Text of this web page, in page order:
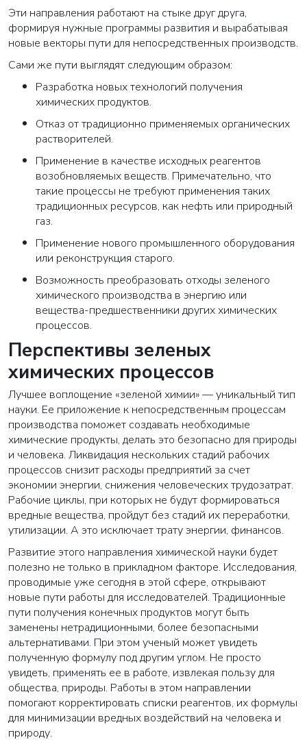
Эти направления работают на стыке друг друга,
формируя нужные программы развития и вырабатывая
новые векторы пути для непосредственных производств.
Сами же пути выглядят следующим образом:
Разработка новых технологий получения
химических продуктов.
Отказ от традиционно применяемых органических
растворителей.
Применение в качестве исходных реагентов
возобновляемых веществ. Примечательно, что
такие процессы не требуют применения таких
традиционных ресурсов, как нефть или природный
газ.
Применение нового промышленного оборудования
или реконструкция старого.
Возможность преобразовать отходы зеленого
химического производства в энергию или
вещества-предшественники других химических
процессов.
Перспективы зеленых
химических процессов
Лучшее воплощение «зеленой химии» — уникальный тип
науки. Ее приложение к непосредственным процессам
производства поможет создавать необходимые
химические продукты, делать это безопасно для природы
и человека. Ликвидация нескольких стадий рабочих
процессов снизит расходы предприятий за счет
экономии энергии, снижения человеческих трудозатрат.
Рабочие циклы, при которых не будут формироваться
вредные вещества, пройдут без стадий их переработки,
утилизации. А это исключает трату энергии, финансов.
Развитие этого направления химической науки будет
полезно не только в прикладном факторе. Исследования,
проводимые уже сегодня в этой сфере, открывают
новые пути работы для исследователей. Традиционные
пути получения конечных продуктов могут быть
заменены нетрадиционными, более безопасными
альтернативами. При этом ученый может увидеть
полученную формулу под другим углом. Не просто
увидеть, применять ее в работе, извлекая пользу для
общества, природы. Работы в этом направлении
помогают корректировать списки реагентов, их формулы
для минимизации вредных воздействий на человека и
природу.
Закрыть